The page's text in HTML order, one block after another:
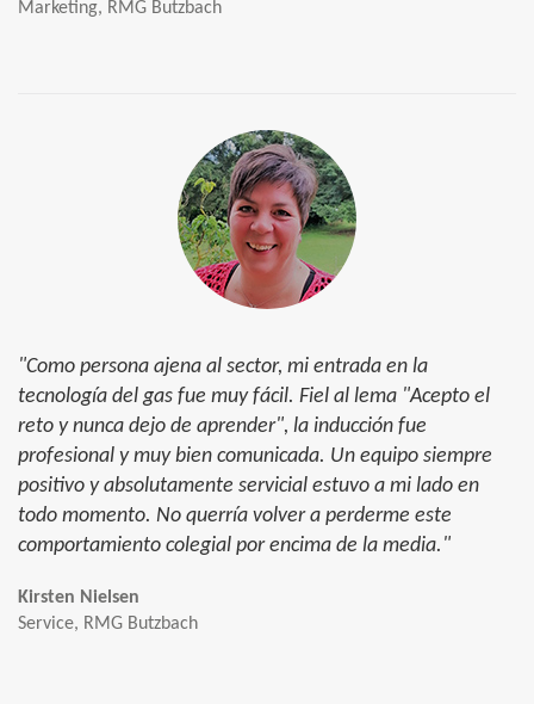
Marketing, RMG Butzbach
"Como persona ajena al sector, mi entrada en la
tecnología del gas fue muy fácil. Fiel al lema "Acepto el
reto y nunca dejo de aprender", la inducción fue
profesional y muy bien comunicada. Un equipo siempre
positivo y absolutamente servicial estuvo a mi lado en
todo momento. No querría volver a perderme este
comportamiento colegial por encima de la media."
Kirsten Nielsen
Service, RMG Butzbach